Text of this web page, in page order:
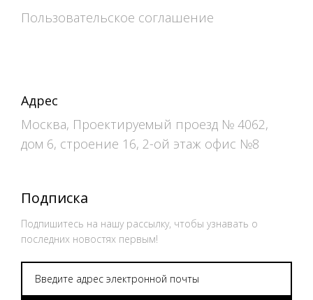
Пользовательское соглашение
Адрес
Москва, Проектируемый проезд № 4062,
дом 6, строение 16, 2-ой этаж офис №8
Подписка
Подпишитесь на нашу рассылку, чтобы узнавать о
последних новостях первым!